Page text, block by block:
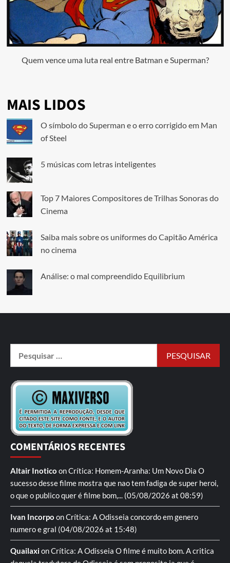
Quem vence uma luta real entre Batman e Superman?
MAIS LIDOS
O símbolo do Superman e o erro corrigido em Man
of Steel
5 músicas com letras inteligentes
Top 7 Maiores Compositores de Trilhas Sonoras do
Cinema
Saiba mais sobre os uniformes do Capitão América
no cinema
Análise: o mal compreendido Equilibrium
COMENTÁRIOS RECENTES
Altair Inotico onCrítica: Homem-Aranha: Um Novo Dia O
sucesso desse filme mostra que nao tem fadiga de super heroi,
o que o publico quer é filme bom,... (05/08/2026 at 08:59)
Ivan Incorpo onCrítica: A Odisseia concordo em genero
numero e gral (04/08/2026 at 15:48)
QuailaxionCrítica: A Odisseia O filme é muito bom. A critica